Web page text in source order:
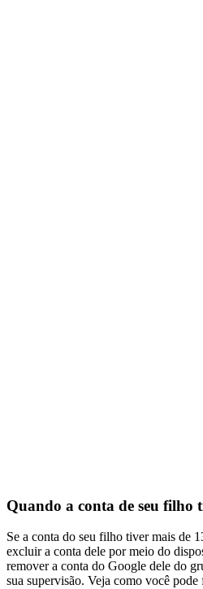
Quando a conta de seu filho
Se a conta do seu filho tiver mais de
excluir a conta dele por meio do
remover a conta do Google dele do
sua supervisão. Veja como você pode